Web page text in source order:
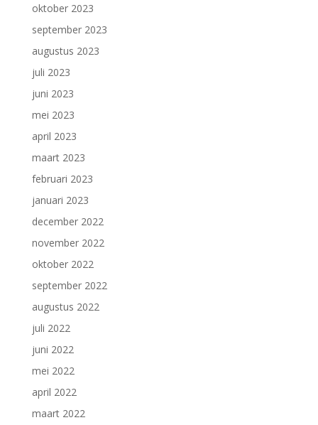
oktober 2023
september 2023
augustus 2023
juli 2023
juni 2023
mei 2023
april 2023
maart 2023
februari 2023
januari 2023
december 2022
november 2022
oktober 2022
september 2022
augustus 2022
juli 2022
juni 2022
mei 2022
april 2022
maart 2022